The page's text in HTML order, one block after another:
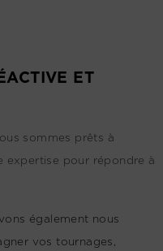
ET
sommes prêts à
pour répondre à
également nous
vos tournages,